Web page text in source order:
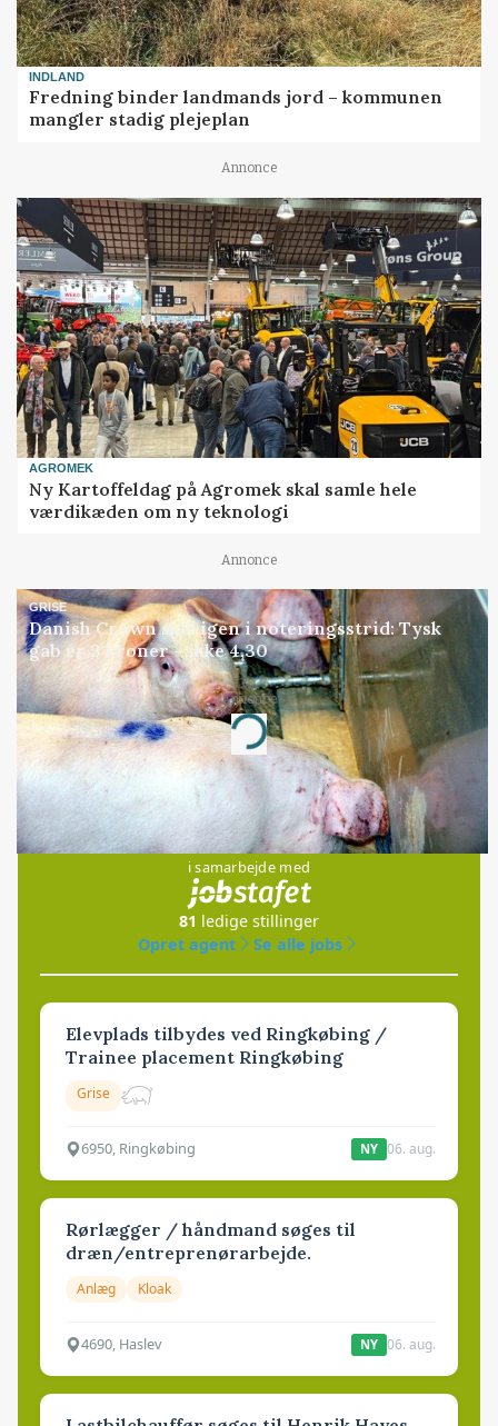
INDLAND
Fredning binder landmands jord – kommunen
mangler stadig plejeplan
Annonce
AGROMEK
Ny Kartoffeldag på Agromek skal samle hele
værdikæden om ny teknologi
Annonce
GRISE
Danish Crown slår igen i noteringsstrid: Tysk
gab er 3 kroner – ikke 4,30
Annonce
Loading...
Jobs
i samarbejde med
81 ledige stillinger
Opret agent
Se alle jobs
Elevplads tilbydes ved Ringkøbing /
Trainee placement Ringkøbing
Grise
6950, Ringkøbing NY 06. aug.
Rørlægger / håndmand søges til
dræn/entreprenørarbejde.
Anlæg Kloak
4690, Haslev NY 06. aug.